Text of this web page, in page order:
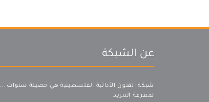
عن الشبكة
شبكة الفنون الأدائية الفلسطينية هي حصيلة سنوات ...
لمعرفة المزيد